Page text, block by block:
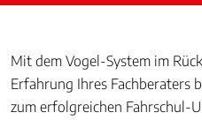
Mit dem Vogel-System im
Erfahrung Ihres Fachberaters
zum erfolgreichen Fahrschul-